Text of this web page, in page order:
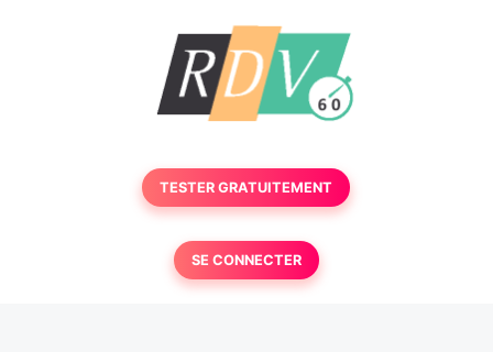
TESTER GRATUITEMENT
SE CONNECTER